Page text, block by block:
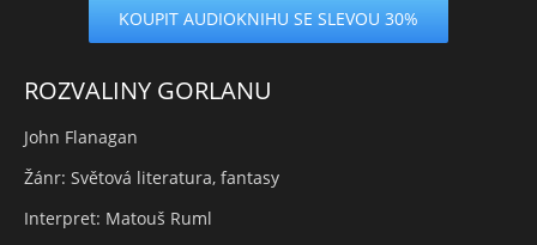
KOUPIT AUDIOKNIHU SE SLEVOU 30%
ROZVALINY GORLANU
John Flanagan
Žánr: Světová literatura, fantasy
Interpret: Matouš Ruml